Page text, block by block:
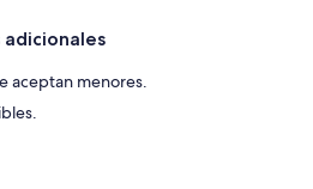
adicionales
aceptan menores.